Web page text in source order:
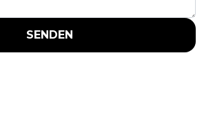
SENDEN